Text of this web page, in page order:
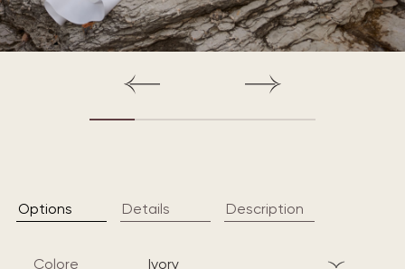
Options Details Description
Colore
ivory